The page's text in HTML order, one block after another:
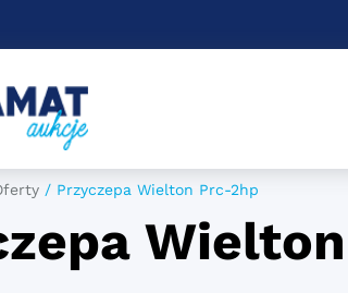
/ Przyczepa Wielton Prc-2hp